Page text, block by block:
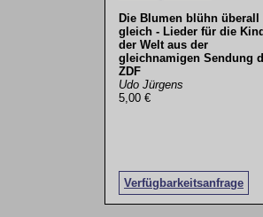
Die Blumen blühn überall
gleich - Lieder für die
der Welt aus der
gleichnamigen Sendung
ZDF
Udo Jürgens
5,00 €
Verfügbarkeitsanfrage